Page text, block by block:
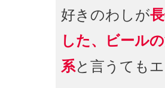
好きのわしが
した、ビール
系と言うてもエ